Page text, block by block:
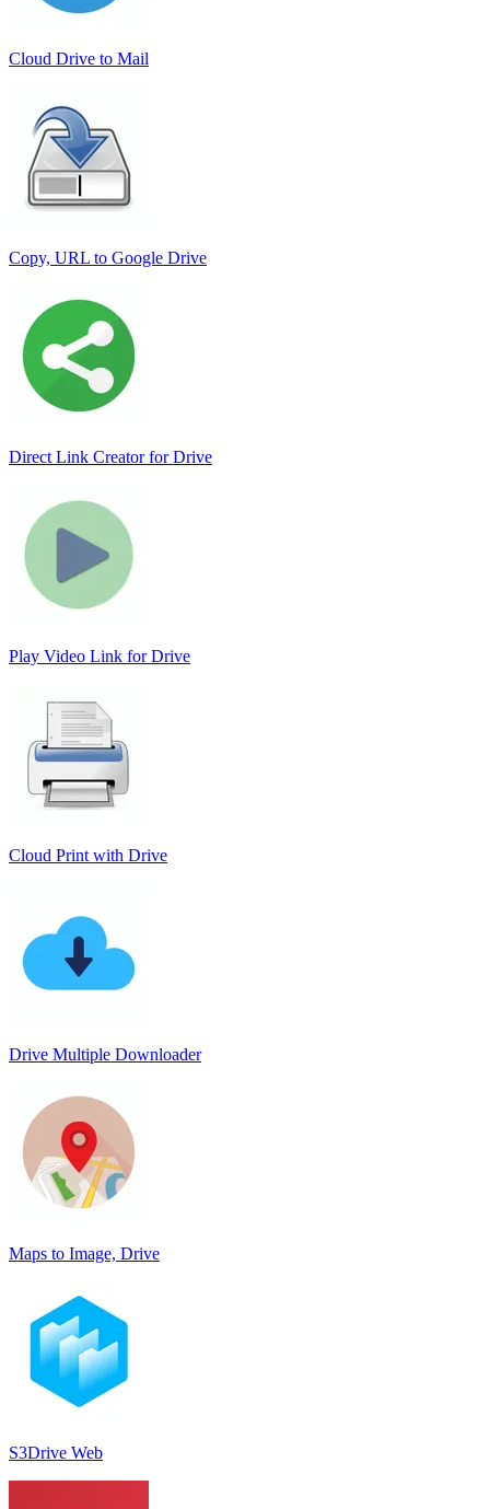
Cloud Drive to Mail
Copy, URL to Google Drive
Direct Link Creator for Drive
Play Video Link for Drive
Cloud Print with Drive
Drive Multiple Downloader
Maps to Image, Drive
S3Drive Web